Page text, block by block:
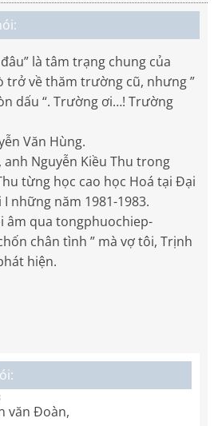
là tâm trạng chung của
trở về thăm trường cũ, nhưng ”
dấu “. Trường ơi…! Trường
Văn Hùng.
Nguyễn Kiều Thu trong
từng học cao học Hoá tại Đại
những năm 1981-1983.
âm qua tongphuochiep-
chân tình ” mà vợ tôi, Trịnh
hiện.
văn Đoàn,